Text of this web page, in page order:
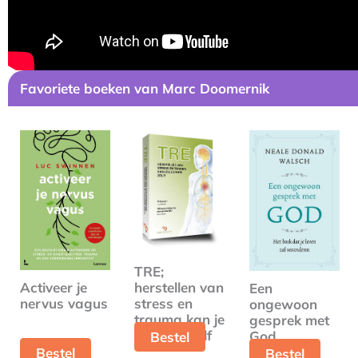
Favoriete boeken van Marc Doomernik
Activeer je
nervus vagus
Bestel
TRE;
herstellen van
stress en
trauma kan je
lichaam zelf
Bestel
Een
ongewoon
gesprek met
God
Bestel